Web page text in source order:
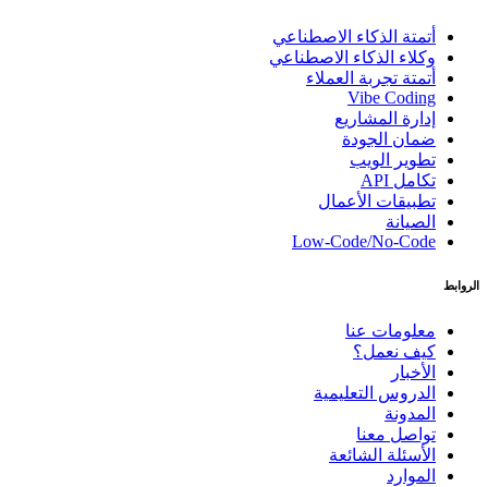
أتمتة الذكاء الاصطناعي
وكلاء الذكاء الاصطناعي
أتمتة تجربة العملاء
Vibe Coding
إدارة المشاريع
ضمان الجودة
تطوير الويب
تكامل API
تطبيقات الأعمال
الصيانة
Low-Code/No-Code
الروابط
معلومات عنا
كيف نعمل؟
الأخبار
الدروس التعليمية
المدونة
تواصل معنا
الأسئلة الشائعة
الموارد